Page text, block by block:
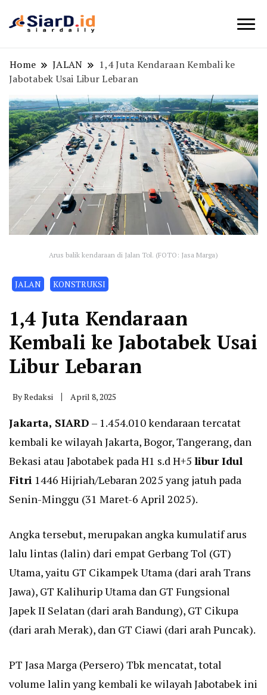
Home JALAN
1,4 Juta Kendaraan Kembali ke
Jabotabek Usai Libur Lebaran
Arus balik kendaraan di Jalan Tol. (FOTO: Jasa Marga)
JALAN KONSTRUKSI
1,4 Juta Kendaraan
Kembali ke Jabotabek Usai
Libur Lebaran
ByRedaksi April 8, 2025
Jakarta, SIARD – 1.454.010 kendaraan tercatat
kembali ke wilayah Jakarta, Bogor, Tangerang, dan
Bekasi atau Jabotabek pada H1 s.d H+5 libur Idul
Fitri 1446 Hijriah/Lebaran 2025 yang jatuh pada
Senin-Minggu (31 Maret-6 April 2025).
Angka tersebut, merupakan angka kumulatif arus
lalu lintas (lalin) dari empat Gerbang Tol (GT)
Utama, yaitu GT Cikampek Utama (dari arah Trans
Jawa), GT Kalihurip Utama dan GT Fungsional
Japek II Selatan (dari arah Bandung), GT Cikupa
(dari arah Merak), dan GT Ciawi (dari arah Puncak).
PT Jasa Marga (Persero) Tbk mencatat, total
volume lalin yang kembali ke wilayah Jabotabek ini